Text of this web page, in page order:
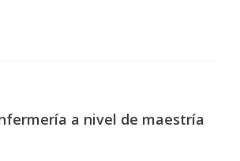
a nivel de maestría